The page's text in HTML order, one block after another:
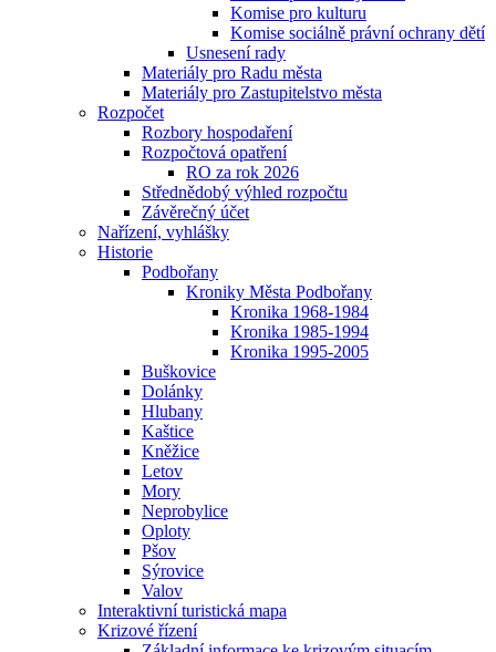
Komise pro kulturu
Komise sociálně právní ochrany dětí
Usnesení rady
Materiály pro Radu města
Materiály pro Zastupitelstvo města
Rozpočet
Rozbory hospodaření
Rozpočtová opatření
RO za rok 2026
Střednědobý výhled rozpočtu
Závěrečný účet
Nařízení, vyhlášky
Historie
Podbořany
Kroniky Města Podbořany
Kronika 1968-1984
Kronika 1985-1994
Kronika 1995-2005
Buškovice
Dolánky
Hlubany
Kaštice
Kněžice
Letov
Mory
Neprobylice
Oploty
Pšov
Sýrovice
Valov
Interaktivní turistická mapa
Krizové řízení